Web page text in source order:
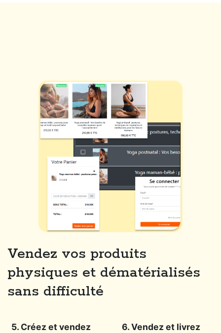
Vendez vos produits
physiques et dématérialisés
sans difficulté
5. Créez et vendez
6. Vendez et livrez